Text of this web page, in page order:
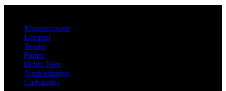
Muurdecoratie
Lampen
Textiel
Papier
Bobbi Beer
Aanbiedingen
Cadeautips